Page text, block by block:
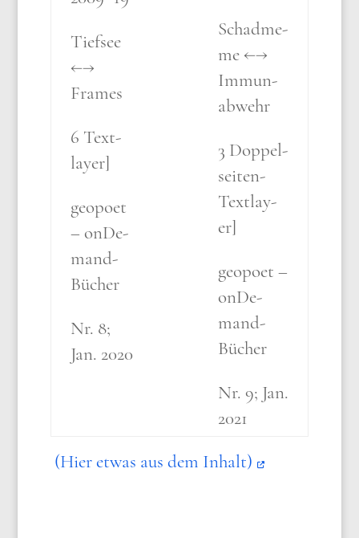
Tief­see
←→
Frames
6 Text­
lay­er]
geo­po­et
– onDe­
mand-
Bücher
Nr. 8;
Jan. 2020
Schad­me­
me ←→
Immun­
ab­wehr
3 Dop­pel­
sei­ten-
Text­lay­
er]
geo­po­et –
onDe­
mand-
Bücher
Nr. 9; Jan.
2021
(Hier etwas aus dem Inhalt)